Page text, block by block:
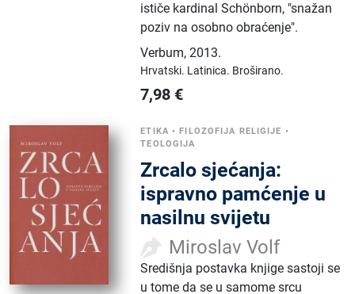
ističe kardinal Schönborn, "snažan
poziv na osobno obraćenje".
Verbum,2013.
Hrvatski. Latinica. Broširano.
7,98 €
ETIKA •FILOZOFIJA RELIGIJE •
TEOLOGIJA
Zrcalo sjećanja:
ispravno pamćenje u
nasilnu svijetu
Miroslav Volf
Središnja postavka knjige sastoji se
u tome da se u samome srcu